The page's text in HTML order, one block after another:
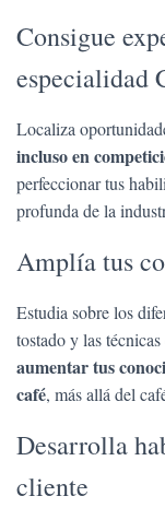
Consigue
especialidad
Localiza
incluso en
perfeccionar tus
profunda de la
Amplía tus
Estudia sobre los
tostado y las
aumentar tus
café, más allá del
Desarrolla
cliente